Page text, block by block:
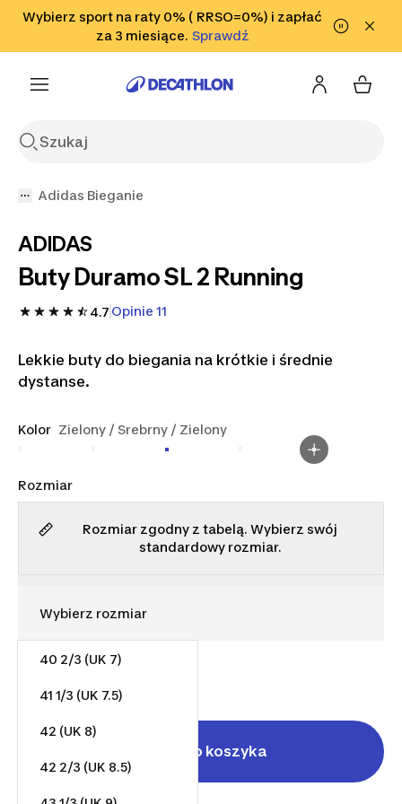
Przejdź do wyszukiwania Przejdź do treści
Przejdź
Wybierz sport na raty 0% ( RRSO=0%) i zapłać
za 3 miesiące. SprawdźSprawdź
Sprawdź
Adidas Bieganie
ADIDAS
Buty Duramo SL 2 Running
4.7 Opinie 11
Lekkie buty do biegania na krótkie i średnie
dystanse.
Kolor Zielony / Srebrny / Zielony
Rozmiar
Rozmiar zgodny z tabelą. Wybierz swój
standardowy rozmiar.
40 2/3 (UK 7)
41 1/3 (UK 7.5)
42 (UK 8)
42 2/3 (UK 8.5)
Dodaj do koszyka